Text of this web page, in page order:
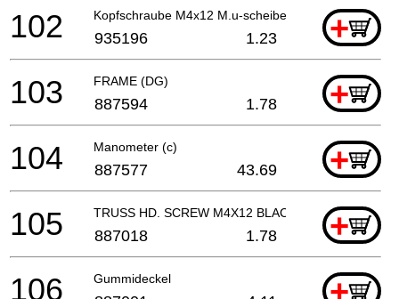
Kopfschraube M4x12 M.u-scheibe (schwarz), C 8fshe
+
102 935196 1.23
FRAME (DG) +
103 887594 1.78
Manometer (c) +
104 887577 43.69
TRUSS HD. SCREW M4X12 BLACK +
105 887018 1.78
Gummideckel
106